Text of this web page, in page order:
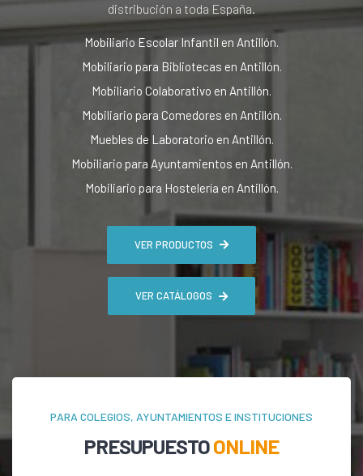
distribución a toda España.
Mobiliario Escolar Infantil en Antillón.
Mobiliario para Bibliotecas en Antillón.
Mobiliario Colaborativo en Antillón.
Mobiliario para Comedores en Antillón.
Muebles de Laboratorio en Antillón.
Mobiliario para Ayuntamientos en Antillón.
Mobiliario para Hostelería en Antillón.
VER PRODUCTOS
VER CATÁLOGOS
PARA COLEGIOS, AYUNTAMIENTOS E INSTITUCIONES
PRESUPUESTOONLINE